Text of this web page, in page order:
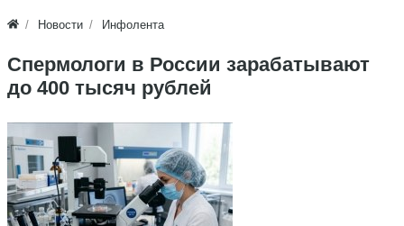
Новости Инфолента
Спермологи в России зарабатывают
до 400 тысяч рублей